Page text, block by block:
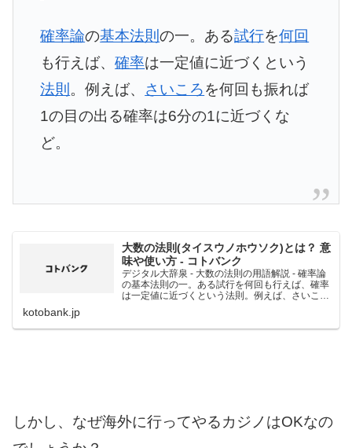
確率論の基本法則の一。ある試行を何回
も行えば、確率は一定値に近づくという
法則 。例えば、 さいころを何回も振れば
1の目の出る確率は6分の1に近づくな
ど。
大数の法則(タイスウノホウソク)とは？ 意
味や使い方 - コトバンク
デジタル大辞泉 - 大数の法則の用語解説 - 確率論
の基本法則の一。ある試行を何回も行えば、確率
は一定値に近づくという法則。例えば、さいころ
kotobank.jp
しかし、なぜ海外に行ってやるカジノはOKなの